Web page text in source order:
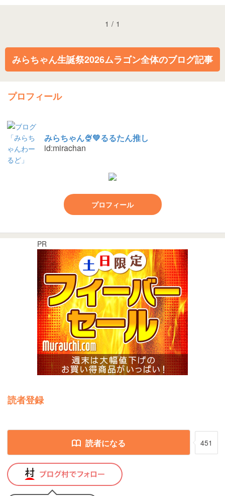
1 / 1
みらちゃん生誕祭2026ムラゴン全体のブログ記事
プロフィール
みらちゃん🍨💚るるたん推し
id:mirachan
プロフィール
PR
読者登録
読者になる 451